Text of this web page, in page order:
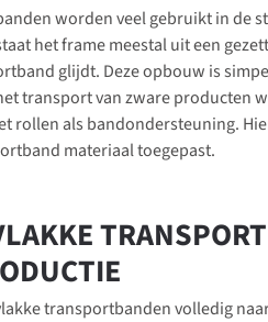
worden veel gebruikt in de
het frame meestal uit een
glijdt. Deze opbouw is
transport van zware producten
rollen als bandondersteuning.
materiaal toegepast.
transportbanden volledig